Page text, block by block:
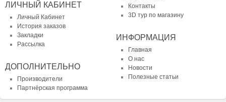
ЛИЧНЫЙ КАБИНЕТ
Личный Кабинет
История заказов
Закладки
Рассылка
ДОПОЛНИТЕЛЬНО
Производители
Партнёрская программа
Контакты
3D тур по магазину
ИНФОРМАЦИЯ
Главная
О нас
Новости
Полезные статьи